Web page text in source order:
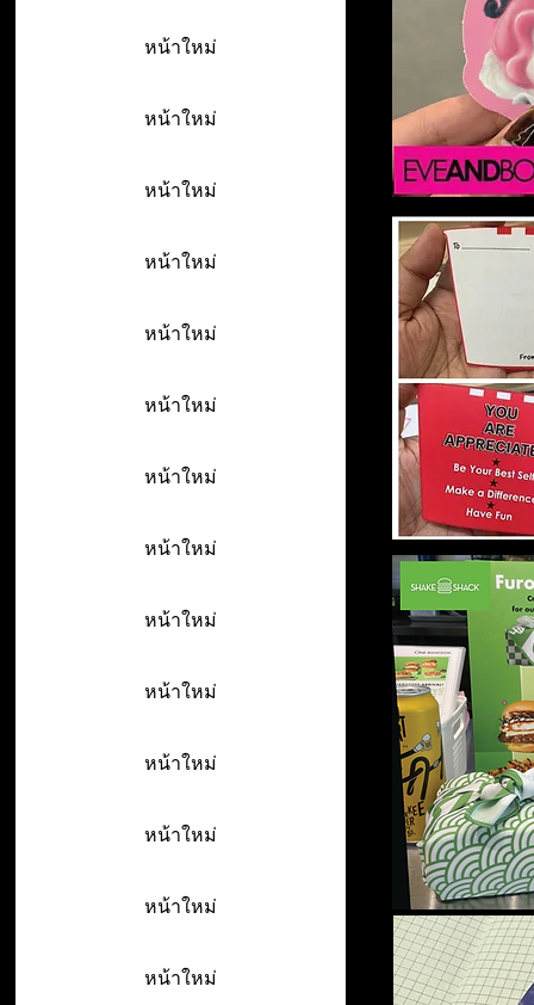
หน้าใหม่
หน้าใหม่
หน้าใหม่
หน้าใหม่
หน้าใหม่
หน้าใหม่
หน้าใหม่
หน้าใหม่
หน้าใหม่
หน้าใหม่
หน้าใหม่
หน้าใหม่
หน้าใหม่
หน้าใหม่